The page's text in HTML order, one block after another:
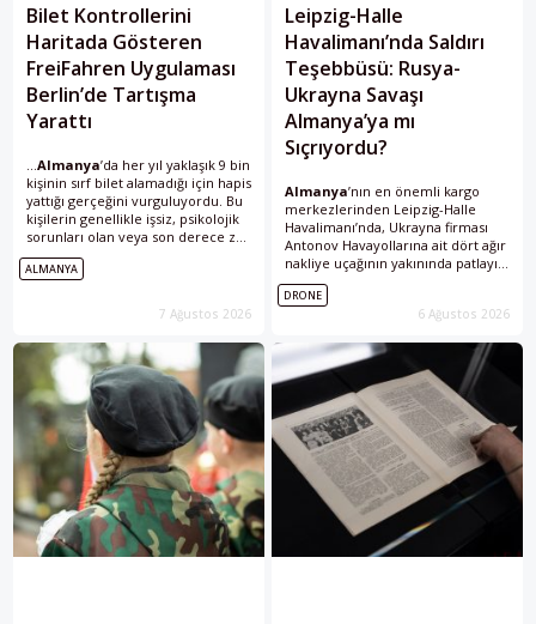
Bilet Kontrollerini
Haritada Gösteren
FreiFahren Uygulaması
Berlin’de Tartışma
Yarattı
Almanya’da her yıl yaklaşık 9 bin
kişinin sırf bilet alamadığı için hapis
yattığı gerçeğini vurguluyordu. Bu
kişilerin genellikle işsiz, psikolojik
sorunları olan veya son derece zor
şartlarda yaşayan bireyler
olduğunu...
ALMANYA
7 Ağustos 2026
Leipzig-Halle
Havalimanı’nda Saldırı
Teşebbüsü: Rusya-
Ukrayna Savaşı
Almanya’ya mı
Sıçrıyordu?
Almanya’nın en önemli kargo
merkezlerinden Leipzig-Halle
Havalimanı’nda, Ukrayna firması
Antonov Havayollarına ait dört ağır
nakliye uçağının yakınında patlayıcı
taşıyan bir drone bulundu. İnsansız
hava aracına bağlanan pakette
DRONE
6 Ağustos 2026